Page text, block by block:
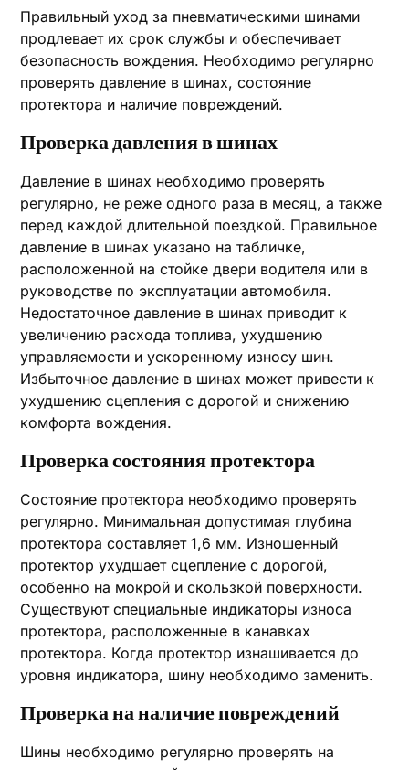
Правильный уход за пневматическими шинами
продлевает их срок службы и обеспечивает
безопасность вождения. Необходимо регулярно
проверять давление в шинах, состояние
протектора и наличие повреждений.
Проверка давления в шинах
Давление в шинах необходимо проверять
регулярно, не реже одного раза в месяц, а также
перед каждой длительной поездкой. Правильное
давление в шинах указано на табличке,
расположенной на стойке двери водителя или в
руководстве по эксплуатации автомобиля.
Недостаточное давление в шинах приводит к
увеличению расхода топлива, ухудшению
управляемости и ускоренному износу шин.
Избыточное давление в шинах может привести к
ухудшению сцепления с дорогой и снижению
комфорта вождения.
Проверка состояния протектора
Состояние протектора необходимо проверять
регулярно. Минимальная допустимая глубина
протектора составляет 1,6 мм. Изношенный
протектор ухудшает сцепление с дорогой,
особенно на мокрой и скользкой поверхности.
Существуют специальные индикаторы износа
протектора, расположенные в канавках
протектора. Когда протектор изнашивается до
уровня индикатора, шину необходимо заменить.
Проверка на наличие повреждений
Шины необходимо регулярно проверять на